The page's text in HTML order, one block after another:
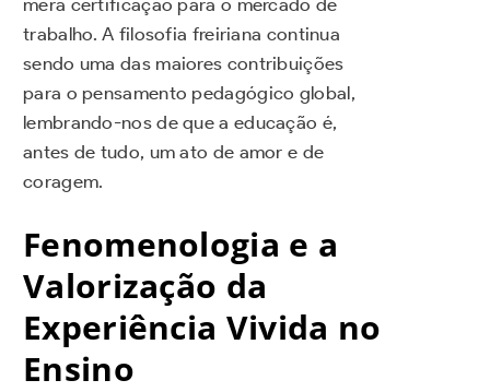
mera certificação para o mercado de
trabalho. A filosofia freiriana continua
sendo uma das maiores contribuições
para o pensamento pedagógico global,
lembrando-nos de que a educação é,
antes de tudo, um ato de amor e de
coragem.
Fenomenologia e a
Valorização da
Experiência Vivida no
Ensino